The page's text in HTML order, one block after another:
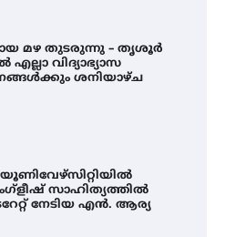
മഴ തുടരുന്നു – തൃശൂർ
എല്ലാ വിദ്യാഭ്യാസ
ശനിയാഴ്ച
സാഹിത്യത്തിൽ
നേടിയ എൻ. ആര്യ